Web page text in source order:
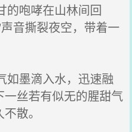
咆哮在山林间回
音撕裂夜空，带着一
墨滴入水，迅速融
丝若有似无的腥甜气
散。